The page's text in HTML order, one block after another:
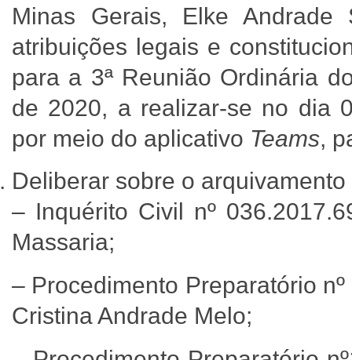
Minas Gerais, Elke
atribuições legais e
para a 3ª Reunião Ordinária
de 2020, a realizar-se no dia
por meio do aplicativo Teams,
Deliberar sobre o
– Inquérito Civil nº
Massaria;
– Procedimento Preparatório
Cristina Andrade Melo;